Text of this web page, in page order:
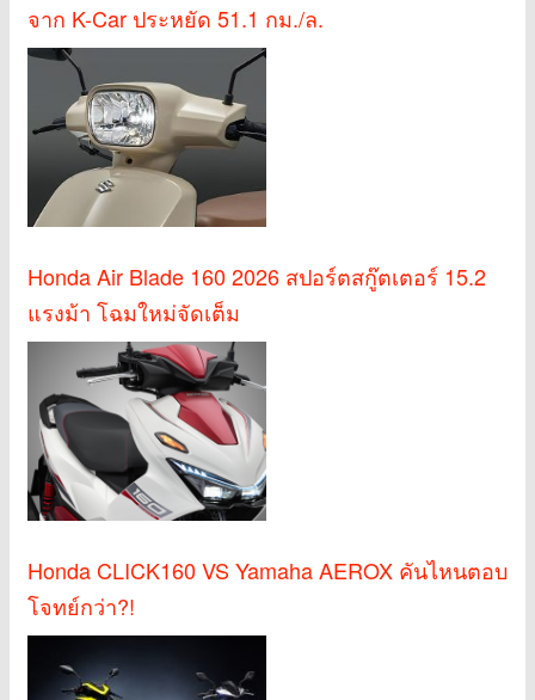
จาก K-Car ประหยัด 51.1 กม./ล.
Honda Air Blade 160 2026 สปอร์ตสกู๊ตเตอร์ 15.2
แรงม้า โฉมใหม่จัดเต็ม
Honda CLICK160 VS Yamaha AEROX คันไหนตอบ
โจทย์กว่า?!